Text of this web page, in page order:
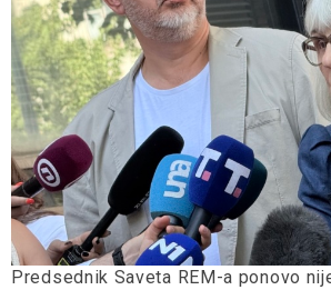
Predsednik Saveta REM-a ponovo